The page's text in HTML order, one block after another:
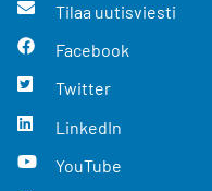
Tilaa uutisviesti
Facebook
Twitter
LinkedIn
YouTube